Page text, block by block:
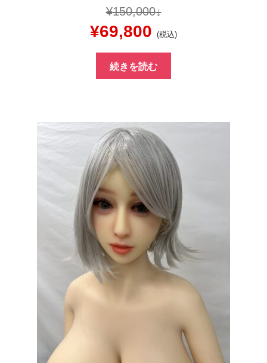
¥150,000
元
の
価
は
¥150,000
で
し
た。
¥69,800 現
在
の
格
は
¥69,800
で
す。
(税込)
続きを読む